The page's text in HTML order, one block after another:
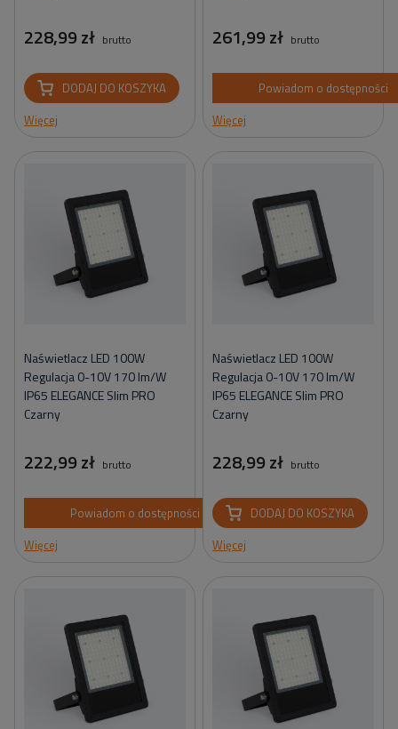
228,99 zł brutto
DODAJ DO KOSZYKA
Więcej
261,99 zł brutto
Powiadom o dostępności
Więcej
Naświetlacz LED 100W
Regulacja 0-10V 170 lm/W
IP65 ELEGANCE Slim PRO
Czarny
222,99 zł brutto
Powiadom o dostępności
Więcej
Naświetlacz LED 100W
Regulacja 0-10V 170 lm/W
IP65 ELEGANCE Slim PRO
Czarny
228,99 zł brutto
DODAJ DO KOSZYKA
Więcej